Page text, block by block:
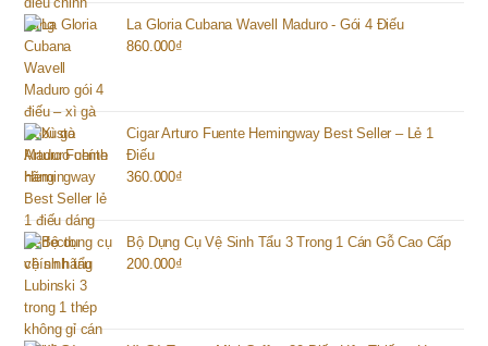
La Gloria Cubana Wavell Maduro - Gói 4 Điếu
860.000₫
Cigar Arturo Fuente Hemingway Best Seller – Lẻ 1
Điếu
360.000₫
Bộ Dụng Cụ Vệ Sinh Tẩu 3 Trong 1 Cán Gỗ Cao Cấp
200.000₫